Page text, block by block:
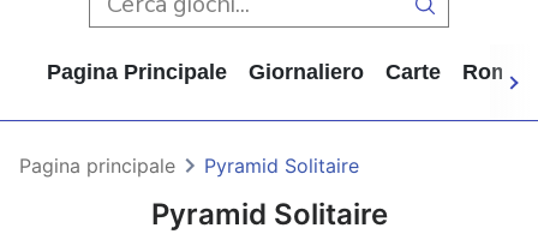
Pagina Principale Giornaliero Carte
Pyramid Solitaire
Pagina principale Pyramid Solitaire